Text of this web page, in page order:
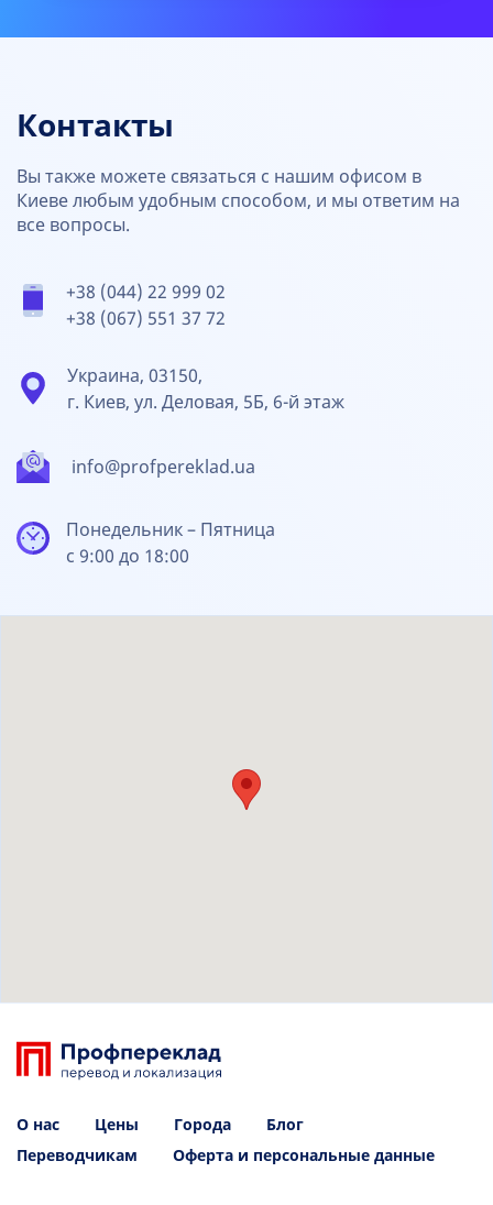
Контакты
Вы также можете связаться с нашим офисом в
Киеве любым удобным способом, и мы ответим на
все вопросы.
+38 (044) 22 999 02
+38 (067) 551 37 72
info@profpereklad.ua
Украина, 03150,
г. Киев, ул. Деловая, 5Б, 6-й этаж
Понедельник – Пятница
с 9:00 до 18:00
О нас Цены Города
Блог
Переводчикам
Оферта и персональные данные